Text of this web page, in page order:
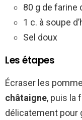
80 g de farine
1 c. à soupe
Sel doux
Les étapes
Écraser les
châtaigne, puis la
délicatement pour